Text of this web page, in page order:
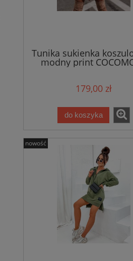
Cena regularna:319,00 zł
Tunika sukienka
modny print
179,00 zł
do koszyka
nowość